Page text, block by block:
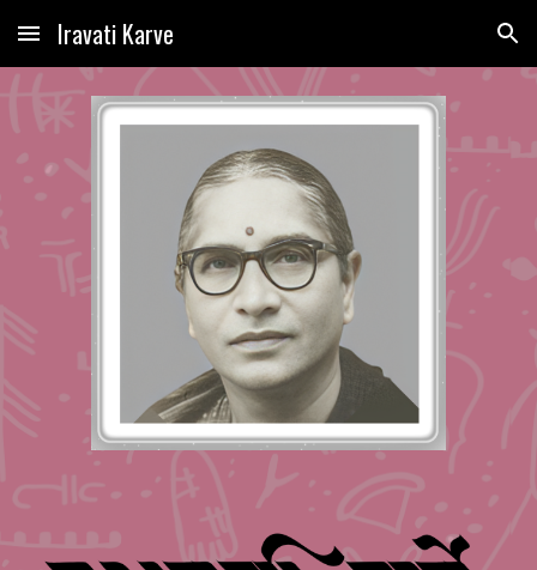
Skip to main content Skip to navigation
Iravati Karve